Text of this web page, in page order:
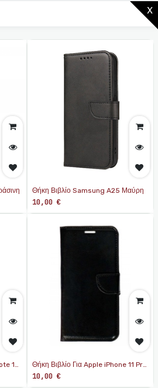
x
Θήκη Βιβλίο Samsung A25 Μαύρη
10,00 €
14
Θήκη Βιβλίο Για Apple iPhone 11 Pro
Max - Μαύρο
10,00 €